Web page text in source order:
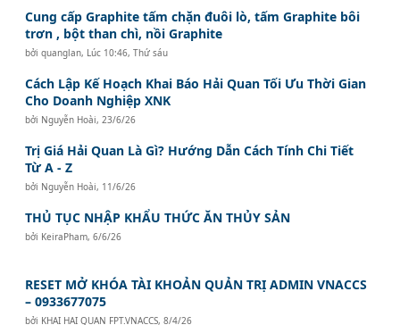
Cung cấp Graphite tấm chặn đuôi lò, tấm Graphite bôi
trơn , bột than chì, nồi Graphite
bởiquanglan, Lúc 10:46, Thứ sáu
Cách Lập Kế Hoạch Khai Báo Hải Quan Tối Ưu Thời Gian
Cho Doanh Nghiệp XNK
bởi Nguyễn Hoài, 23/6/26
Trị Giá Hải Quan Là Gì? Hướng Dẫn Cách Tính Chi Tiết
Từ A - Z
bởi Nguyễn Hoài, 11/6/26
THỦ TỤC NHẬP KHẨU THỨC ĂN THỦY SẢN
bởi KeiraPham,6/6/26
RESET MỞ KHÓA TÀI KHOẢN QUẢN TRỊ ADMIN VNACCS
– 0933677075
bởi KHAI HAI QUAN FPT.VNACCS,8/4/26